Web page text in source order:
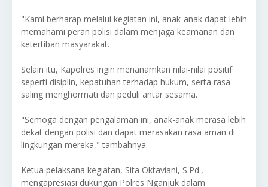
"Kami berharap melalui kegiatan ini, anak-anak dapat lebih
memahami peran polisi dalam menjaga keamanan dan
ketertiban masyarakat.
Selain itu, Kapolres ingin menanamkan nilai-nilai positif
seperti disiplin, kepatuhan terhadap hukum, serta rasa
saling menghormati dan peduli antar sesama.
"Semoga dengan pengalaman ini, anak-anak merasa lebih
dekat dengan polisi dan dapat merasakan rasa aman di
lingkungan mereka," tambahnya.
Ketua pelaksana kegiatan, Sita Oktaviani, S.Pd.,
mengapresiasi dukungan Polres Nganjuk dalam